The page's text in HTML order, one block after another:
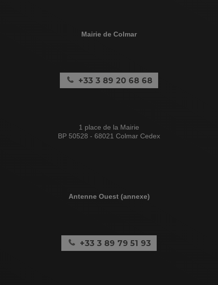
Mairie de Colmar
+33 3 89 20 68 68
1 place de la Mairie
BP 50528 - 68021 Colmar Cedex
Antenne Ouest (annexe)
+33 3 89 79 51 93